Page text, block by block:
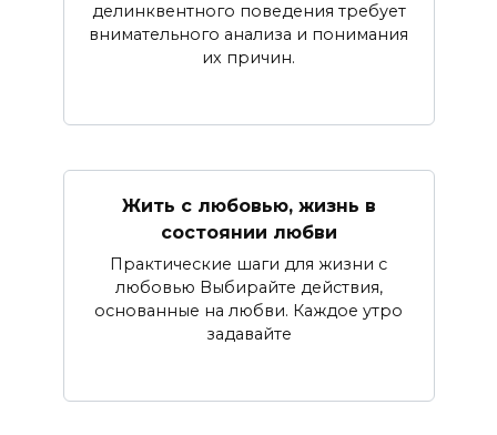
делинквентного поведения требует
внимательного анализа и понимания
их причин.
Жить с любовью, жизнь в
состоянии любви
Практические шаги для жизни с
любовью Выбирайте действия,
основанные на любви. Каждое утро
задавайте